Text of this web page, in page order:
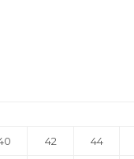
42 44